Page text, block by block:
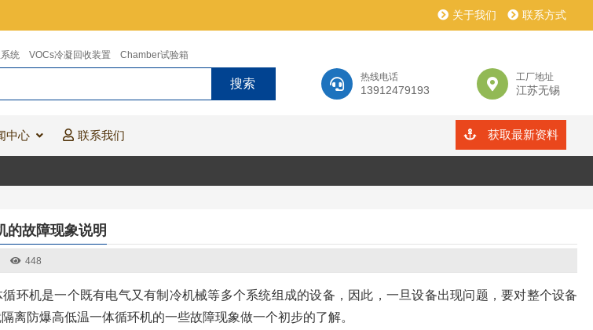
关于我们 联系方式
热线电话
13912479193
工厂地址
江苏无锡
统 VOCs冷凝回收装置 Chamber试验箱
中心 联系我们 获取最新资料
的故障现象说明
448
环机是一个既有电气又有制冷机械等多个系统组成的设备，因此，一旦设备出现问题，要对整个设备
离防爆高低温一体循环机的一些故障现象做一个初步的了解。